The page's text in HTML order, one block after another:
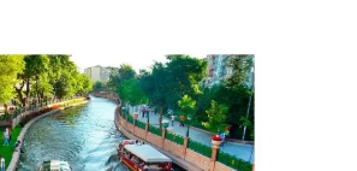
YAZMADAN EDEMEDIM
HABERLER / NEWS